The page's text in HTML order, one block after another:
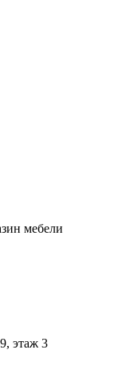
мебели
этаж 3